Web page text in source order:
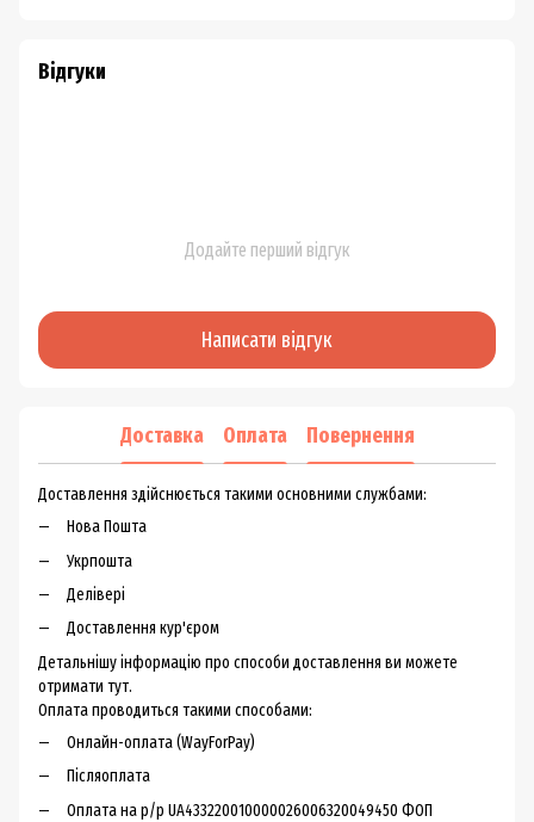
Відгуки
Додайте перший відгук
Написати відгук
Доставка Оплата Повернення
Доставлення здійснюється такими основними службами:
Нова Пошта
Укрпошта
Делівері
Доставлення кур'єром
Детальнішу інформацію про способи доставлення ви можете
отримати тут.
Оплата проводиться такими способами:
Онлайн-оплата (WayForPay)
Післяоплата
Оплата на р/р UA433220010000026006320049450 ФОП